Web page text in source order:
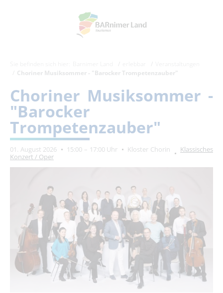
Choriner Musiksommer - "Barocker Trompetenzauber"
Choriner Musiksommer -
"Barocker
Trompetenzauber"
01. August 2026 15:00 – 17:00 Uhr Kloster Chorin
Klassisches
Konzert / Oper